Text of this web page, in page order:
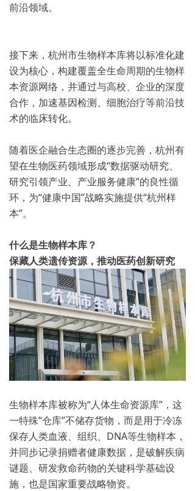
前沿领域。
接下来，杭州市生物样本库将以标准化建
设为核心，构建覆盖全生命周期的生物样
本资源网络，并通过与高校、企业的深度
合作，加速基因检测、细胞治疗等前沿技
术的临床转化。
随着医企融合生态圈的逐步完善，杭州有
望在生物医药领域形成“数据驱动研究、
研究引领产业、产业服务健康”的良性循
环，为“健康中国”战略实施提供“杭州样
本”。
什么是生物样本库？
保藏人类遗传资源，推动医药创新研究
生物样本库被称为“人体生命资源库”，这
一特殊“仓库”不储存货物，而是用于冷冻
保存人类血液、组织、DNA等生物样本，
并同步记录捐赠者健康数据，是破解疾病
谜题、研发救命药物的关键科学基础设
施，也是国家重要战略物资。